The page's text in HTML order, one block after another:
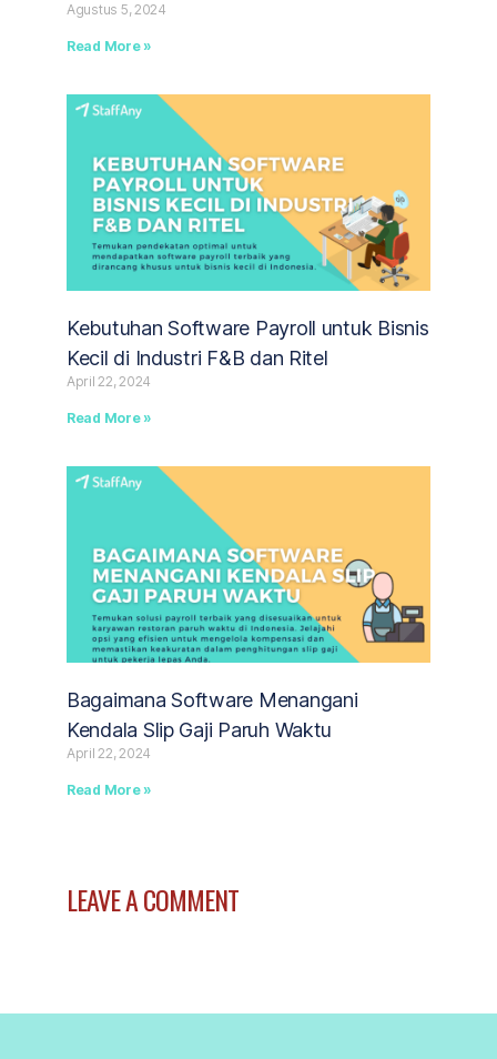
Agustus 5, 2024
Read More »
Kebutuhan Software Payroll untuk Bisnis
Kecil di Industri F&B dan Ritel
April 22, 2024
Read More »
Bagaimana Software Menangani
Kendala Slip Gaji Paruh Waktu
April 22, 2024
Read More »
LEAVE A COMMENT